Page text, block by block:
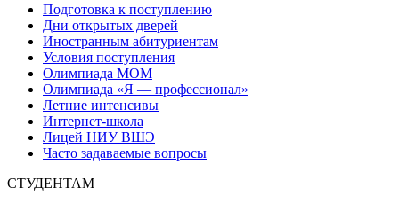
Подготовка к поступлению
Дни открытых дверей
Иностранным абитуриентам
Условия поступления
Олимпиада МОМ
Олимпиада «Я — профессионал»
Летние интенсивы
Интернет-школа
Лицей НИУ ВШЭ
Часто задаваемые вопросы
СТУДЕНТАМ